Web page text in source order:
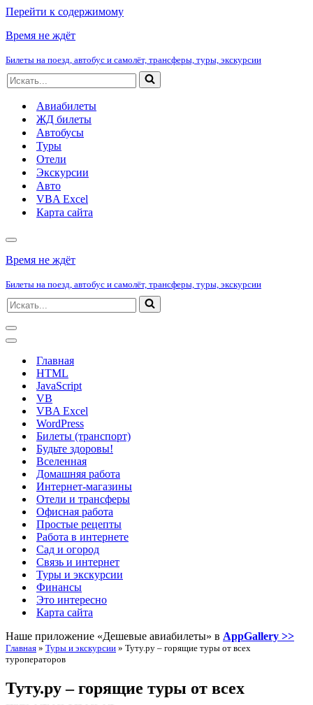
Перейти к содержимому
Время не ждёт
Билеты на поезд, автобус и самолёт, трансферы, туры, экскурсии
Искать...
Авиабилеты
ЖД билеты
Автобусы
Туры
Отели
Экскурсии
Авто
VBA Excel
Карта сайта
Меню
навигации
Время не ждёт
Билеты на поезд, автобус и самолёт, трансферы, туры, экскурсии
Искать...
Меню
навигации
Меню
навигацииГлавная
HTML
JavaScript
VB
VBA Excel
WordPress
Билеты (транспорт)
Будьте здоровы!
Вселенная
Домашняя работа
Интернет-магазины
Отели и трансферы
Офисная работа
Простые рецепты
Работа в интернете
Сад и огород
Связь и интернет
Туры и экскурсии
Финансы
Это интересно
Карта сайта
Наше приложение «Дешевые авиабилеты» в AppGallery >>
Главная » Туры и экскурсии » Туту.ру – горящие туры от всех
туроператоров
Туту.ру – горящие туры от всех